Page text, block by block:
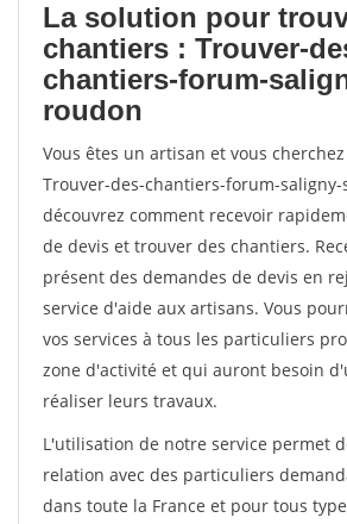
La solution pour
chantiers : Trouver-
chantiers-forum-
roudon
Vous êtes un artisan et vous
Trouver-des-chantiers-forum-
découvrez comment recevoir
de devis et trouver des chantiers.
présent des demandes de devis en
service d'aide aux artisans. Vous
vos services à tous les particuliers
zone d'activité et qui auront besoin
réaliser leurs travaux.
L'utilisation de notre service permet
relation avec des particuliers
dans toute la France et pour tous